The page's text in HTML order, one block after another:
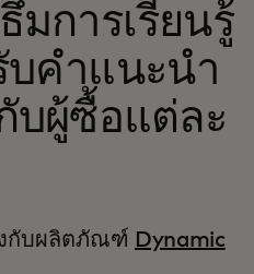
รรม
ม
มการเรียนรู้
บคำแนะนำ
บผู้ซื้อแต่ละ
กับผลิตภัณฑ์ Dynamic